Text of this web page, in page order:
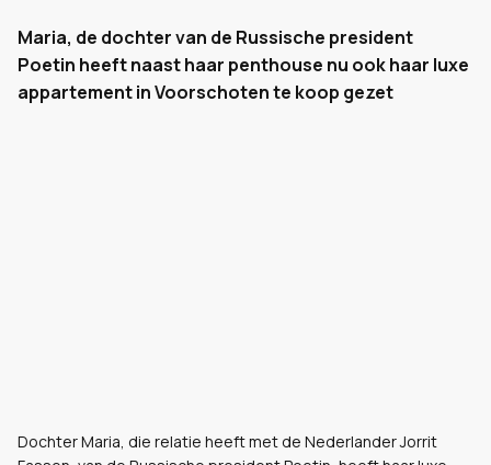
Maria, de dochter van de Russische president
Poetin heeft naast haar penthouse nu ook haar luxe
appartement in Voorschoten te koop gezet
Dochter Maria, die relatie heeft met de Nederlander Jorrit